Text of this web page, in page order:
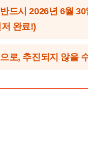
드시 2026년 6월 30
완료!)
로, 추진되지 않을